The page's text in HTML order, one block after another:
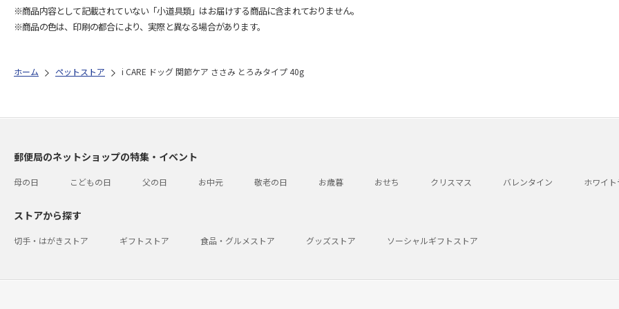
※商品内容として記載されていない「小道具類」はお届けする商品に含まれておりません。
※商品の色は、印刷の都合により、実際と異なる場合があります。
ホーム ペットストア i CARE ドッグ 関節ケア ささみ とろみタイプ 40g
郵便局のネットショップの特集・イベント
母の日 こどもの日 父の日 お中元 敬老の日 お歳暮 おせち クリスマス バレンタイン ホワイ
ストアから探す
切手・はがきストア ギフトストア 食品・グルメストア グッズストア ソーシャルギフトストア